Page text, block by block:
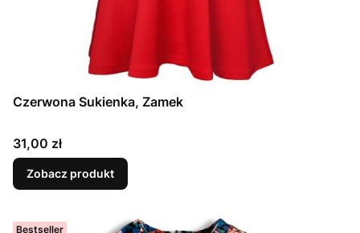
Czerwona Sukienka, Zamek
Cena
31,00 zł
Zobacz produkt
Bestseller